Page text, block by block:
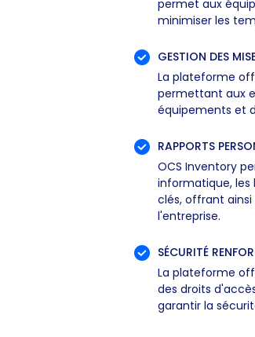
permet aux
minimiser les
GESTION DES
La plateforme
permettant aux
équipements et
RAPPORTS
OCS Inventory
informatique, les
clés, offrant
l'entreprise.
SÉCURITÉ
La plateforme
des droits
garantir la